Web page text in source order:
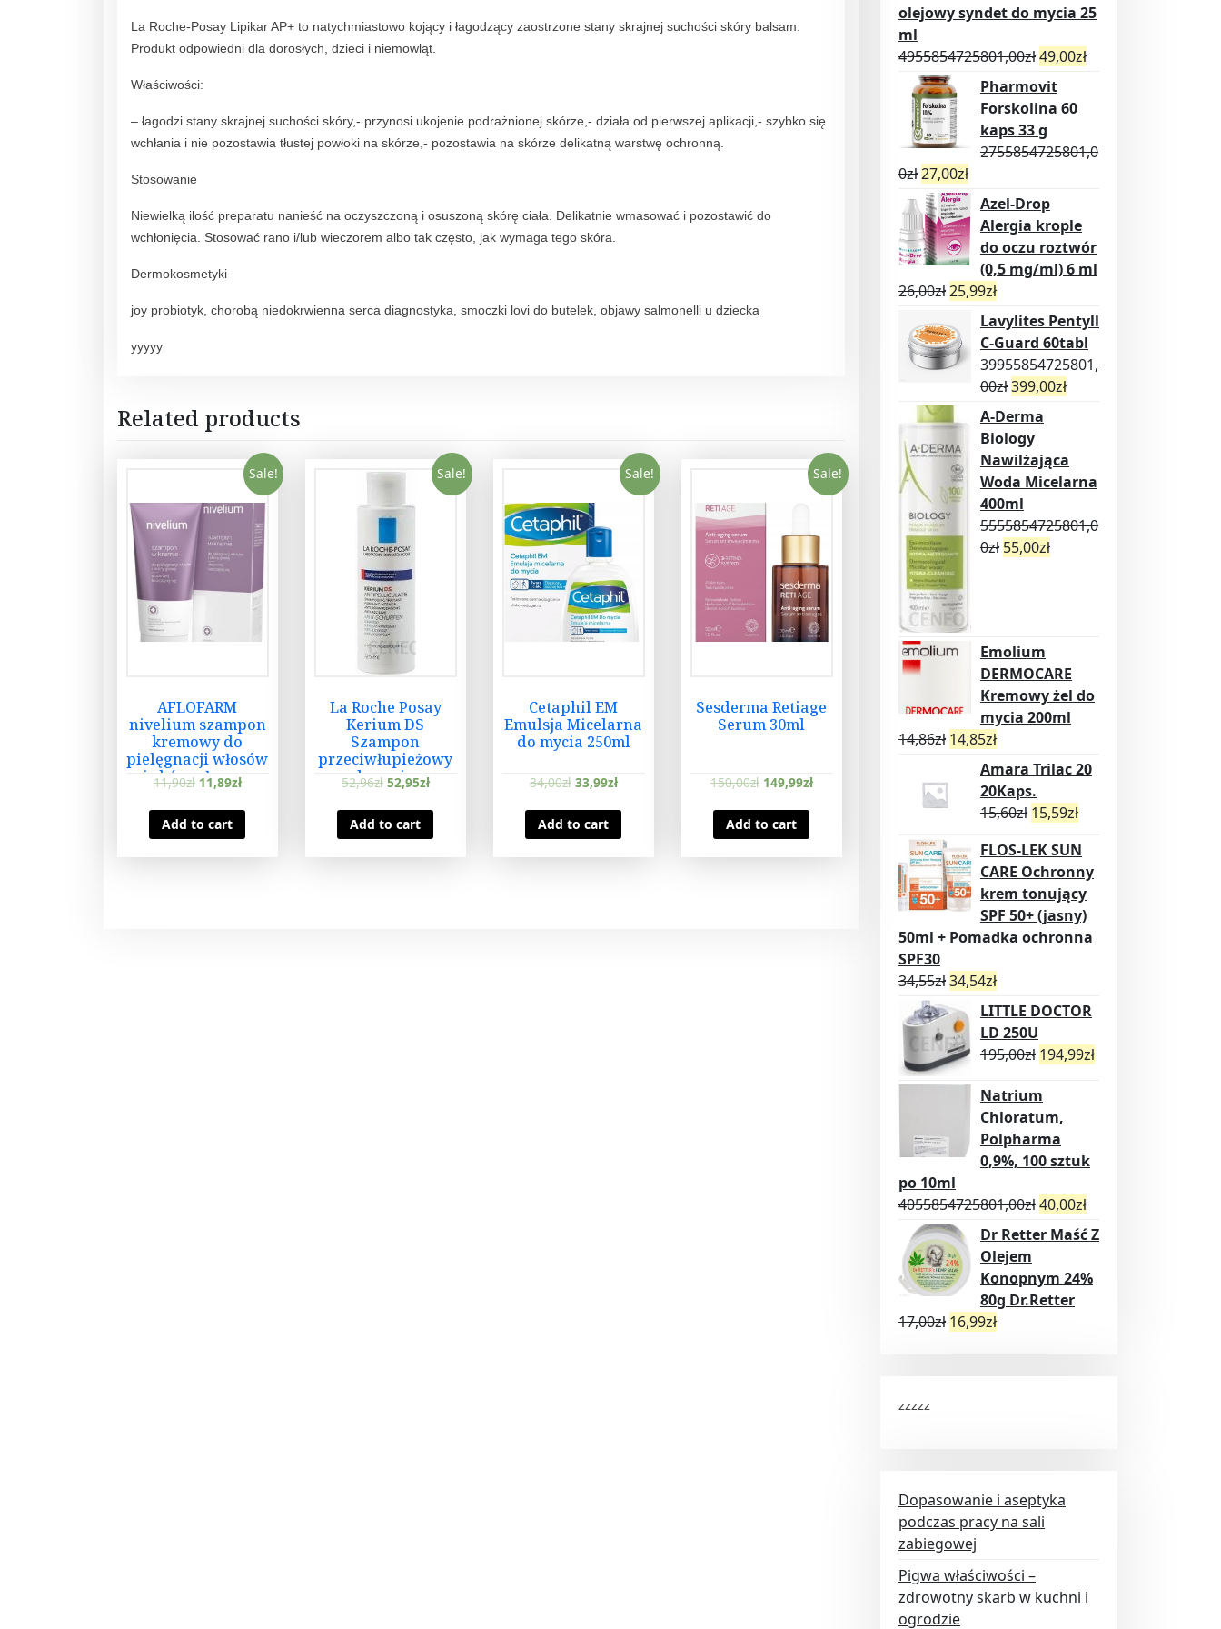
La Roche-Posay Lipikar AP+ to natychmiastowo kojący i łagodzący zaostrzone stany skrajnej suchości skóry balsam.
Produkt odpowiedni dla dorosłych, dzieci i niemowląt.
Właściwości:
– łagodzi stany skrajnej suchości skóry,- przynosi ukojenie podrażnionej skórze,- działa od pierwszej aplikacji,- szybko się
wchłania i nie pozostawia tłustej powłoki na skórze,- pozostawia na skórze delikatną warstwę ochronną.
Stosowanie
Niewielką ilość preparatu nanieść na oczyszczoną i osuszoną skórę ciała. Delikatnie wmasować i pozostawić do
wchłonięcia. Stosować rano i/lub wieczorem albo tak często, jak wymaga tego skóra.
Dermokosmetyki
joy probiotyk, chorobą niedokrwienna serca diagnostyka, smoczki lovi do butelek, objawy salmonelli u dziecka
yyyyy
Related products
Sale!
AFLOFARM
nivelium szampon
kremowy do
pielęgnacji włosów
i skóry głowy z
objawami
atopowego
zapalenia skóry
łuszczycy 150ml
11,90zł 11,89zł
Add to cart
Sale!
La Roche Posay
Kerium DS
Szampon
przeciwłupieżowy
kuracja
intensywna 125ml
52,96zł 52,95zł
Add to cart
Sale!
Cetaphil EM
Emulsja Micelarna
do mycia 250ml
34,00zł 33,99zł
Add to cart
Sale!
Sesderma Retiage
Serum 30ml
150,00zł 149,99zł
Add to cart
olejowy syndet do mycia 25
ml
4955854725801,00zł49,00zł
Pharmovit
Forskolina 60
kaps 33 g
2755854725801,0
0zł27,00zł
Azel-Drop
Alergia krople
do oczu roztwór
(0,5 mg/ml) 6 ml
26,00zł25,99zł
Lavylites Pentyll
C-Guard 60tabl
39955854725801,
00zł399,00zł
A-Derma
Biology
Nawilżająca
Woda Micelarna
400ml
5555854725801,0
0zł 55,00zł
Emolium
DERMOCARE
Kremowy żel do
mycia 200ml
14,86zł 14,85zł
Amara Trilac 20
20Kaps.
15,60zł 15,59zł
FLOS-LEK SUN
CARE Ochronny
krem tonujący
SPF 50+ (jasny)
50ml + Pomadka ochronna
SPF30
34,55zł34,54zł
LITTLE DOCTOR
LD 250U
195,00zł 194,99zł
Natrium
Chloratum,
Polpharma
0,9%, 100 sztuk
po 10ml
4055854725801,00zł40,00zł
Dr Retter Maść Z
Olejem
Konopnym 24%
80g Dr.Retter
17,00zł 16,99zł
zzzzz
Dopasowanie i aseptyka
podczas pracy na sali
zabiegowej
Pigwa właściwości –
zdrowotny skarb w kuchni i
ogrodzie